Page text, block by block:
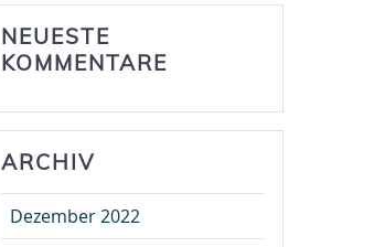
NEUESTE
KOMMENTARE
ARCHIV
Dezember 2022